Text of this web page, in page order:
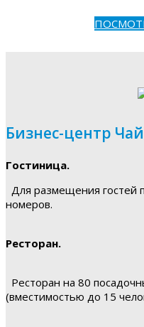
Бизнес-центр
Гостиница.
Для размещения гостей
номеров.
Ресторан.
Ресторан на 80
(вместимостью до 15